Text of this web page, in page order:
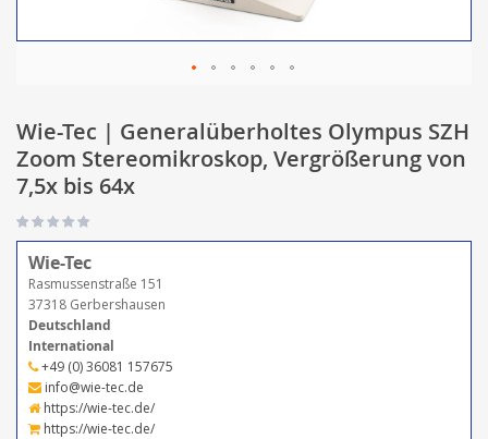
Wie-Tec | Generalüberholtes Olympus SZH
Zoom Stereomikroskop, Vergrößerung von
7,5x bis 64x
Wie-Tec
Rasmussenstraße 151
37318 Gerbershausen
Deutschland
International
+49 (0) 36081 157675
info@wie-tec.de
https://wie-tec.de/
https://wie-tec.de/